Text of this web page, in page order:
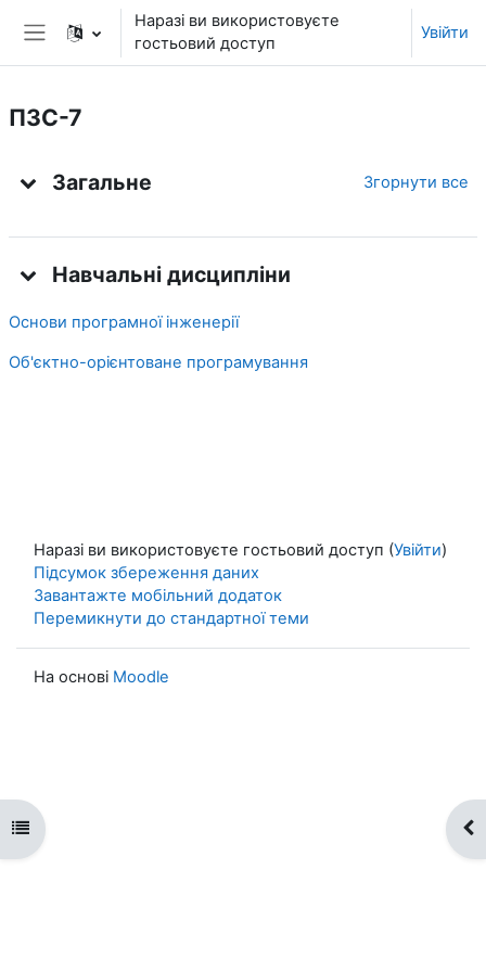
Перейти до головного вмісту
Бокова панель
Наразі ви використовуєте
гостьовий доступ
Увійти
Відкритий покажчик курсу
ПЗС-7
Загальне Згорнути все
Навчальні дисципліни
Основи програмної інженерії
Об'єктно-орієнтоване програмування
Наразі ви використовуєте гостьовий доступ (Увійти)
Підсумок збереження даних
Завантажте мобільний додаток
Перемикнути до стандартної теми
На основі Moodle